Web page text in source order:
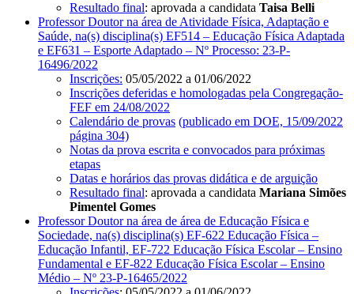
Resultado final: aprovada a candidata Taisa Belli
Professor Doutor na área de Atividade Física, Adaptação e
Saúde, na(s) disciplina(s) EF514 – Educação Física Adaptada
e EF631 – Esporte Adaptado – Nº Processo: 23-P-
16496/2022
Inscrições: 05/05/2022 a 01/06/2022
Inscrições deferidas e homologadas pela Congregação-
FEF em 24/08/2022
Calendário de provas (publicado em DOE, 15/09/2022
página 304)
Notas da prova escrita e convocados para próximas
etapas
Datas e horários das provas didática e de arguição
Resultado final: aprovada a candidata Mariana Simões
Pimentel Gomes
Professor Doutor na área de área de Educação Física e
Sociedade, na(s) disciplina(s) EF-622 Educação Física –
Educação Infantil, EF-722 Educação Física Escolar – Ensino
Fundamental e EF-822 Educação Física Escolar – Ensino
Médio – Nº 23-P-16465/2022